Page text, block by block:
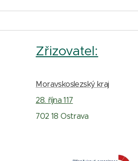
Zřizovatel:
Moravskoslezský kraj
28. října 117
702 18 Ostrava